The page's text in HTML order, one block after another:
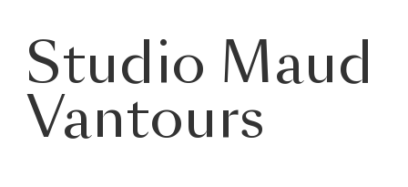
b
o
o
k
dI
n
er
Studio Maud
Vantours